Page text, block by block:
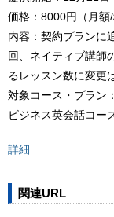
価格：8000円（月額/
内容：契約プランに
回、ネイティブ講師
るレッスン数に変更
対象コース・プラン
ビジネス英会話コー
詳細
関連URL